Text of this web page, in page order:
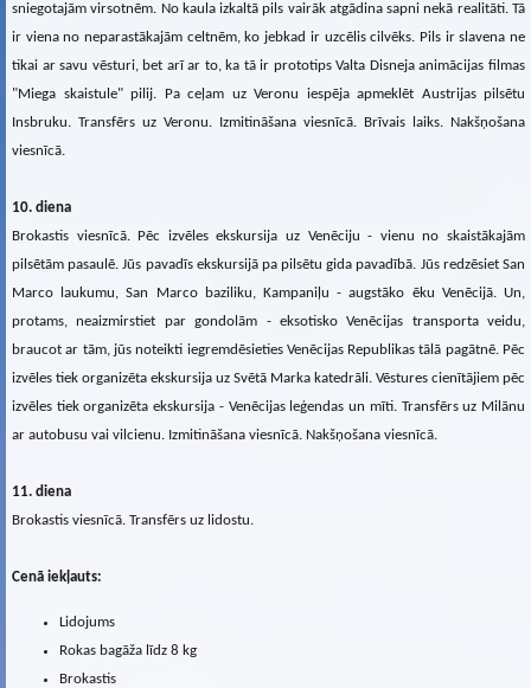
sniegotajām virsotnēm. No kaula izkaltā pils vairāk atgādina sapni nekā realitāti. Tā
ir viena no neparastākajām celtnēm, ko jebkad ir uzcēlis cilvēks. Pils ir slavena ne
tikai ar savu vēsturi, bet arī ar to, ka tā ir prototips Valta Disneja animācijas filmas
"Miega skaistule" pilij. Pa ceļam uz Veronu iespēja apmeklēt Austrijas pilsētu
Insbruku. Transfērs uz Veronu. Izmitināšana viesnīcā. Brīvais laiks. Nakšņošana
viesnīcā.
10. diena
Brokastis viesnīcā. Pēc izvēles ekskursija uz Venēciju - vienu no skaistākajām
pilsētām pasaulē. Jūs pavadīs ekskursijā pa pilsētu gida pavadībā. Jūs redzēsiet San
Marco laukumu, San Marco baziliku, Kampaniļu - augstāko ēku Venēcijā. Un,
protams, neaizmirstiet par gondolām - eksotisko Venēcijas transporta veidu,
braucot ar tām, jūs noteikti iegremdēsieties Venēcijas Republikas tālā pagātnē. Pēc
izvēles tiek organizēta ekskursija uz Svētā Marka katedrāli. Vēstures cienītājiem pēc
izvēles tiek organizēta ekskursija - Venēcijas leģendas un mīti. Transfērs uz Milānu
ar autobusu vai vilcienu. Izmitināšana viesnīcā. Nakšņošana viesnīcā.
11. diena
Brokastis viesnīcā. Transfērs uz lidostu.
Cenā iekļauts:
Lidojums
Rokas bagāža līdz 8 kg
Brokastis